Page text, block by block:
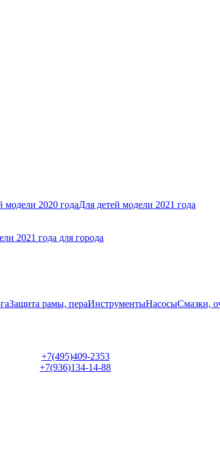
модели 2020 годаДля детей модели 2021 года
2021 года для города
Защита рамы, пераИнструментыНасосыСмазки,
+7(495)409-2353
+7(936)134-14-88